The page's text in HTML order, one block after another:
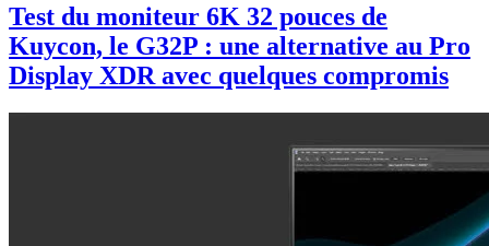
Test du moniteur 6K 32 pouces de
Kuycon, le G32P : une alternative au Pro
Display XDR avec quelques compromis